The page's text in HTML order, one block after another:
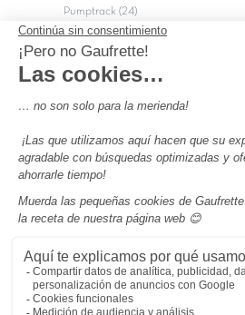
Pumptrack (24)
Puy du Fou (2)
Roma
Semana Santa (17)
Campings de 4 estrellas en Francia
Los camping con piscinas en Francia
Camping Barcelona
Camping Murcia
Camping Costa Brava
Camping Costa daurada
Pass camping
Preguntas más frecuentes
Aviso legal